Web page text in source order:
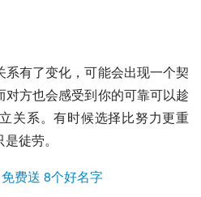
有了变化，可能会出现一个契
方也会感受到你的可靠可以趁
关系。有时候选择比努力更重
徒劳。
费送 8个好名字